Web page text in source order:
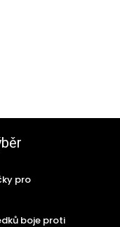
pro
boje proti